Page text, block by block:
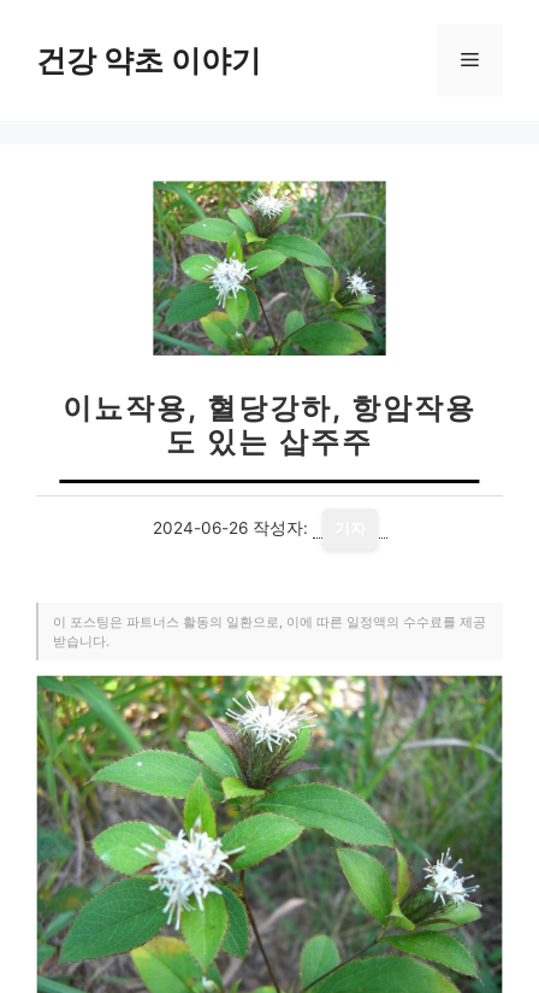
건강 약초 이야기 메
이뇨작용, 혈당강하, 항암작용
도 있는 삽주주
2024-06-26 작성자:
이 포스팅은 파트너스 활동의 일환으로, 이에 따른 일정액의 수수료를 제공
받습니다.